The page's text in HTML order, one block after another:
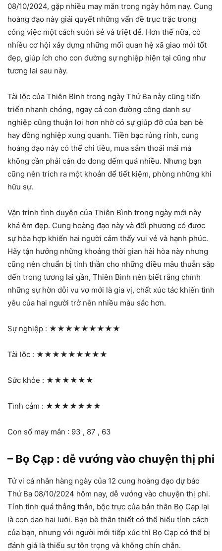
08/10/2024, gặp nhiều may mắn trong ngày hôm nay. Cung
hoàng đạo này giải quyết những vấn đề trục trặc trong
công việc một cách suôn sẻ và triệt để. Hơn thế nữa, có
nhiều cơ hội xây dựng những mối quan hệ xã giao mới tốt
đẹp, giúp ích cho con đường sự nghiệp hiện tại cũng như
tương lai sau này.
Tài lộc của Thiên Bình trong ngày Thứ Ba này cũng tiến
triển nhanh chóng, ngay cả con đường công danh sự
nghiệp cũng thuận lợi hơn nhờ có sự giúp đỡ của bạn bè
hay đồng nghiệp xung quanh. Tiền bạc rủng rỉnh, cung
hoàng đạo này có thể chi tiêu, mua sắm thoải mái mà
không cần phải cân đo đong đếm quá nhiều. Nhưng bạn
cũng nên trích ra một khoản để tiết kiệm, phòng những khi
hữu sự.
Vận trình tình duyên của Thiên Bình trong ngày mới này
khá êm đẹp. Cung hoàng đạo này và đối phương có được
sự hòa hợp khiến hai người cảm thấy vui vẻ và hạnh phúc.
Hãy tận hưởng những khoảng thời gian hài hòa này nhưng
cũng nên chuẩn bị tinh thần cho những điều mâu thuẫn sắp
đến trong tương lai gần, Thiên Bình nên biết rằng chính
những sự hờn dỗi vu vơ mới là gia vị, chất xúc tác khiến tình
yêu của hai người trở nên nhiều màu sắc hơn.
Sự nghiệp : ★★★★★★★★★
Tài lộc : ★★★★★★★★★
Sức khỏe : ★★★★★★
Tình cảm : ★★★★★★★
Con số may mắn : 93 , 87 , 63
– Bọ Cạp : dễ vướng vào chuyện thị phi
Tử vi cá nhân hàng ngày của 12 cung hoàng đạo dự báo
Thứ Ba 08/10/2024 hôm nay, dễ vướng vào chuyện thị phi.
Tính tình quá thẳng thắn, bộc trực của bản thân Bọ Cạp lại
là con dao hai lưỡi. Bạn bè thân thiết có thể hiểu tính cách
của bạn, nhưng với người mới tiếp xúc thì Bọ Cạp có thể bị
đánh giá là thiếu sự tôn trọng và không chín chắn.